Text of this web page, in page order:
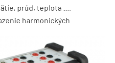
prúd, teplota ....
harmonických